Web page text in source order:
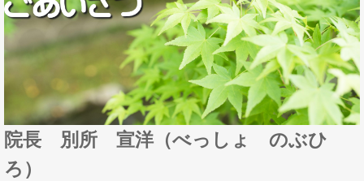
院長 別所 宣洋（べっしょ のぶひ
ろ）